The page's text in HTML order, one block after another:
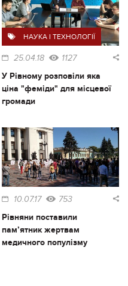
НАУКА І ТЕХНОЛОГІЇ
25.04.18 1127
У Рівному розповіли яка
ціна "феміди" для місцевої
громади
10.07.17 753
Рівняни поставили
пам’ятник жертвам
медичного популізму